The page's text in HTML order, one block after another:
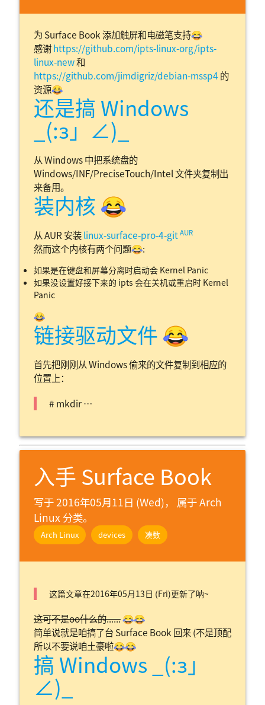
为 Surface Book 添加触屏和电磁笔支持😂
感谢https://github.com/ipts-linux-org/ipts-
linux-new和
https://github.com/jimdigriz/debian-mssp4 的
资源😂
还是搞 Windows
_(:з」∠)_
从 Windows 中把系统盘的
Windows/INF/PreciseTouch/Intel 文件夹复制出
来备用。
装内核 😂
从 AUR 安装linux-surface-pro-4-gitAUR
然而这个内核有两个问题😂:
如果是在键盘和屏幕分离时启动会 Kernel Panic
如果没设置好接下来的 ipts 会在关机或重启时 Kernel
Panic
😂
链接驱动文件 😂
首先把刚刚从 Windows 偷来的文件复制到相应的
位置上：
# mkdir …
入手 Surface Book
写于 2016年05月11日 (Wed)， 属于Arch
Linux 分类。
Arch Linux devices 凑数
这篇文章在2016年05月13日 (Fri)更新了呐~
这可不是oo什么的......😂😂
简单说就是咱搞了台 Surface Book 回来 (不是顶配
所以不要说咱土豪啦😂😂
搞 Windows _(:з」
∠)_